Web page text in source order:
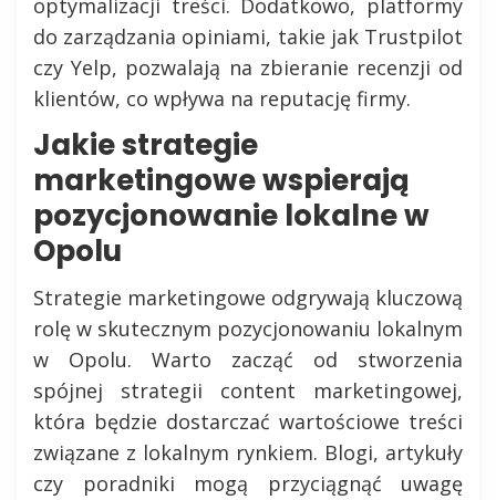
optymalizacji treści. Dodatkowo, platformy
do zarządzania opiniami, takie jak Trustpilot
czy Yelp, pozwalają na zbieranie recenzji od
klientów, co wpływa na reputację firmy.
Jakie strategie
marketingowe wspierają
pozycjonowanie lokalne w
Opolu
Strategie marketingowe odgrywają kluczową
rolę w skutecznym pozycjonowaniu lokalnym
w Opolu. Warto zacząć od stworzenia
spójnej strategii content marketingowej,
która będzie dostarczać wartościowe treści
związane z lokalnym rynkiem. Blogi, artykuły
czy poradniki mogą przyciągnąć uwagę